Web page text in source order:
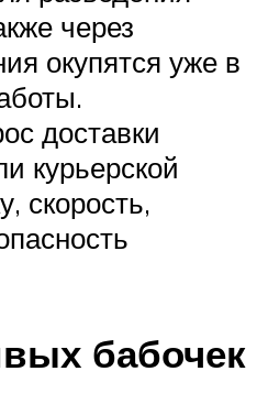
через
окупятся уже в
доставки
курьерской
скорость,
бабочек